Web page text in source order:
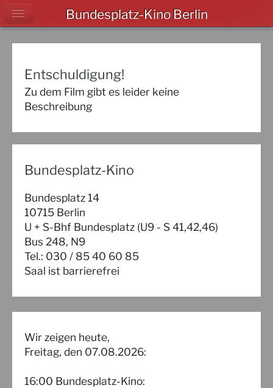
Bundesplatz-Kino
Bundesplatz 14
10715 Berlin
U + S-Bhf Bundesplatz (U9 - S 41,42,46)
Bus 248, N9
Tel.: 030 / 85 40 60 85
Saal ist barrierefrei
Wir zeigen heute,
Freitag, den 07.08.2026:
16:00 Bundesplatz-Kino:
Entschuldigung!
Zu dem Film gibt es leider keine
Beschreibung
Bundesplatz-Kino Berlin